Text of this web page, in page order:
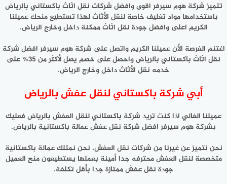
تتميز شركة هوم سيرفر اقوى وافضل شركات نقل اثاث باكستاني بالرياض
باستخدامها مواد تغليف خاصة لنقل الأثاث لهذا تستطيع منحك عميلنا
الكريم اعلى وافضل جودة نقل اثاث ممكنة داخل وخارج الرياض.
اغتنم الفرصة الأن عميلنا الكريم واتصل على شركة هوم سيرفر افضل شركة
نقل اثاث باكستاني بالرياض واحصل على خصم يصل لأكثر من 35% على
خدمه نقل الأثاث داخل وخارج الرياض.
أبي شركة باكستاني لنقل عفش بالرياض
عميلنا الغالي اذا كنت تريد شركة باكستاني لنقل العفش بالرياض فعليك
بشركة هوم سيرفر افضل شركة نقل عفش عمالة باكستانية بالرياض.
نحن نتميز عن غيرنا من شركات نقل العفش، نحن نمتلك عمالة باكستانية
متخصصة لنقل العفش محترفه جدا أمينة بعملها يستطيعون منح العميل
جودة نقل عفش ممتازة جدا بأقل تكلفة.